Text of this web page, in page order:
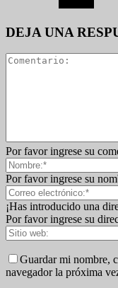
DEJA UNA
Por favor ingrese su
Por favor ingrese su
¡Has introducido una
Por favor ingrese su
Guardar mi nombre,
navegador la próxima